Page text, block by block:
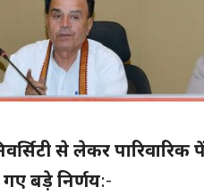
से लेकर
बड़े निर्णय:-